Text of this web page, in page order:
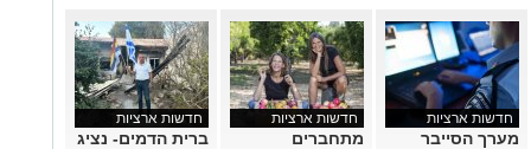
חדשות ארציות
מערך הסייבר
חדשות ארציות
מתחברים
חדשות ארציות
ברית הדמים- נציג